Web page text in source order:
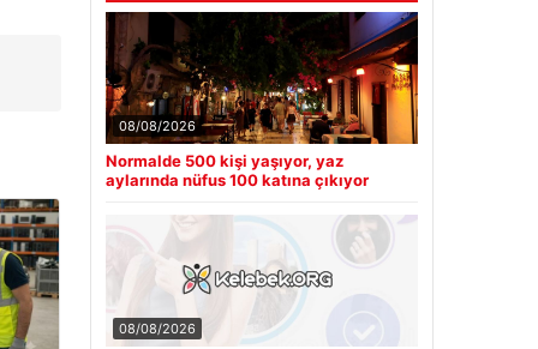
08/08/2026
Normalde 500 kişi yaşıyor, yaz
aylarında nüfus 100 katına çıkıyor
08/08/2026